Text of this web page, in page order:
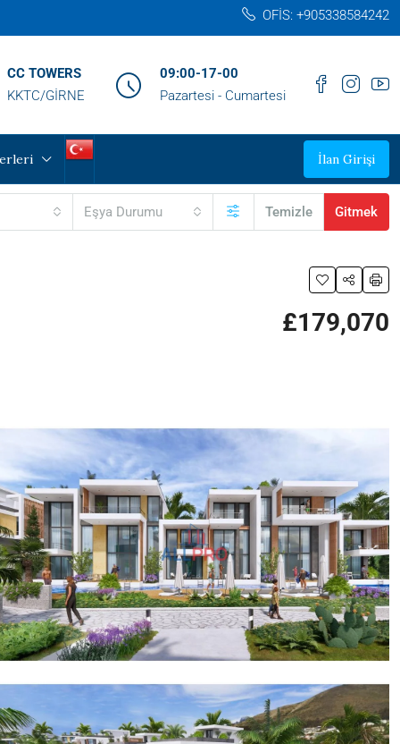
OFİS: +905338584242‬
CC TOWERS
KKTC/GİRNE
09:00-17-00
Pazartesi - Cumartesi
İlan Girişi
Eşya Durumu Temizle Gitmek
£179,070